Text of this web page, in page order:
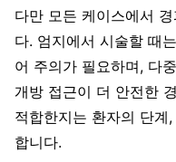
다만 모든 케이스에서
다. 엄지에서 시술할 때
어 주의가 필요하며, 다
개방 접근이 더 안전한
적합한지는 환자의 단계
합니다.